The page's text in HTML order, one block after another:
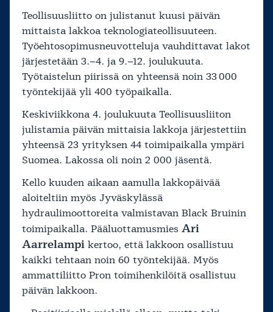
Teollisuusliitto on julistanut kuusi päivän
mittaista lakkoa teknologiateollisuuteen.
Työehtosopimusneuvotteluja vauhdittavat lakot
järjestetään 3.–4. ja 9.–12. joulukuuta.
Työtaistelun piirissä on yhteensä noin 33 000
työntekijää yli 400 työpaikalla.
Keskiviikkona 4. joulukuuta Teollisuusliiton
julistamia päivän mittaisia lakkoja järjestettiin
yhteensä 23 yrityksen 44 toimipaikalla ympäri
Suomea. Lakossa oli noin 2 000 jäsentä.
Kello kuuden aikaan aamulla lakkopäivää
aloiteltiin myös Jyväskylässä
hydraulimoottoreita valmistavan Black Bruinin
toimipaikalla. Pääluottamusmies Ari
Aarrelampi kertoo, että lakkoon osallistuu
kaikki tehtaan noin 60 työntekijää. Myös
ammattiliitto Pron toimihenkilöitä osallistuu
päivän lakkoon.